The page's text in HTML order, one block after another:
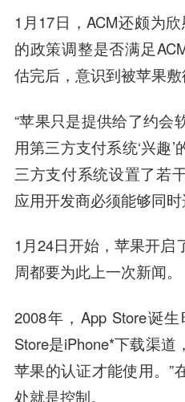
1月17日，ACM还颇为
的政策调整是否满足
估完后，意识到被苹果敷
“苹果只是提供给了约会
用第三方支付系统‘兴趣
三方支付系统设置了若
应用开发商必须能够同
1月24日开始，苹果开启
周都要为此上一次新闻。
2008年，App Store诞
Store是iPhone*下载渠
苹果的认证才能使用。”
处就是控制。